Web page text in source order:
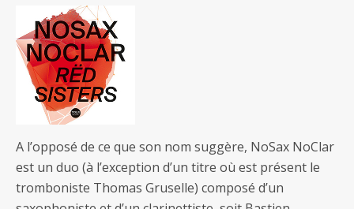
A l’opposé de ce que son nom suggère, NoSax NoClar
est un duo (à l’exception d’un titre où est présent le
tromboniste Thomas Gruselle) composé d’un